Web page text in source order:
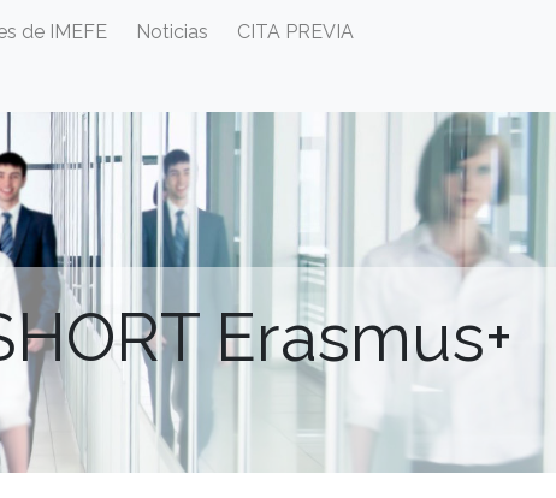
de IMEFE Noticias CITA PREVIA
Erasmus+